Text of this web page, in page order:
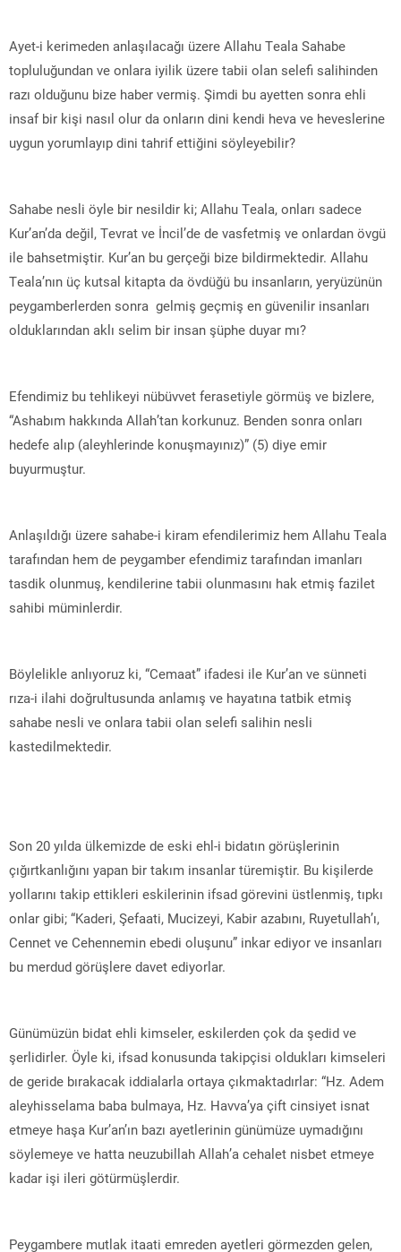
Ayet-i kerimeden anlaşılacağı üzere Allahu Teala Sahabe
topluluğundan ve onlara iyilik üzere tabii olan selefi salihinden
razı olduğunu bize haber vermiş. Şimdi bu ayetten sonra ehli
insaf bir kişi nasıl olur da onların dini kendi heva ve heveslerine
uygun yorumlayıp dini tahrif ettiğini söyleyebilir?
Sahabe nesli öyle bir nesildir ki; Allahu Teala, onları sadece
Kur’an’da değil, Tevrat ve İncil’de de vasfetmiş ve onlardan övgü
ile bahsetmiştir. Kur’an bu gerçeği bize bildirmektedir. Allahu
Teala’nın üç kutsal kitapta da övdüğü bu insanların, yeryüzünün
peygamberlerden sonra gelmiş geçmiş en güvenilir insanları
olduklarından aklı selim bir insan şüphe duyar mı?
Efendimiz bu tehlikeyi nübüvvet ferasetiyle görmüş ve bizlere,
“Ashabım hakkında Allah’tan korkunuz. Benden sonra onları
hedefe alıp (aleyhlerinde konuşmayınız)” (5) diye emir
buyurmuştur.
Anlaşıldığı üzere sahabe-i kiram efendilerimiz hem Allahu Teala
tarafından hem de peygamber efendimiz tarafından imanları
tasdik olunmuş, kendilerine tabii olunmasını hak etmiş fazilet
sahibi müminlerdir.
Böylelikle anlıyoruz ki, “Cemaat” ifadesi ile Kur’an ve sünneti
rıza-i ilahi doğrultusunda anlamış ve hayatına tatbik etmiş
sahabe nesli ve onlara tabii olan selefi salihin nesli
kastedilmektedir.
Son 20 yılda ülkemizde de eski ehl-i bidatın görüşlerinin
çığırtkanlığını yapan bir takım insanlar türemiştir. Bu kişilerde
yollarını takip ettikleri eskilerinin ifsad görevini üstlenmiş, tıpkı
onlar gibi; “Kaderi, Şefaati, Mucizeyi, Kabir azabını, Ruyetullah’ı,
Cennet ve Cehennemin ebedi oluşunu” inkar ediyor ve insanları
bu merdud görüşlere davet ediyorlar.
Günümüzün bidat ehli kimseler, eskilerden çok da şedid ve
şerlidirler. Öyle ki, ifsad konusunda takipçisi oldukları kimseleri
de geride bırakacak iddialarla ortaya çıkmaktadırlar: “Hz. Adem
aleyhisselama baba bulmaya, Hz. Havva’ya çift cinsiyet isnat
etmeye haşa Kur’an’ın bazı ayetlerinin günümüze uymadığını
söylemeye ve hatta neuzubillah Allah’a cehalet nisbet etmeye
kadar işi ileri götürmüşlerdir.
Peygambere mutlak itaati emreden ayetleri görmezden gelen,